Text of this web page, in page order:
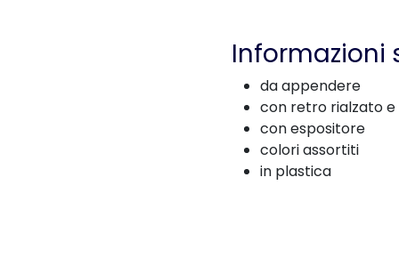
Informazioni
da appendere
con retro rialzato
con espositore
colori assortiti
in plastica